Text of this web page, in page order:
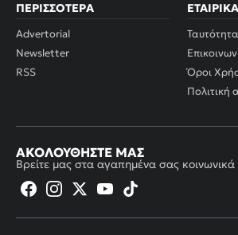
ΠΕΡΙΣΣΌΤΕΡΑ
Advertorial
Newsletter
RSS
ΕΤΑΙΡΙΚΆ
Ταυτότητα
Όροι
Πολιτική
ΑΚΟΛΟΥΘΉΣΤΕ ΜΑΣ
Βρείτε μας στα αγαπημένα σας κοινωνικά